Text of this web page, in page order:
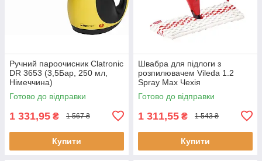
Ручний пароочисник Clatronic
DR 3653 (3,5Бар, 250 мл,
Німеччина)
Готово до відправки
1 331,95 ₴ 1 567 ₴
Купити
Швабра для підлоги з
розпилювачем Vileda 1.2
Spray Max Чехія
Готово до відправки
1 311,55 ₴ 1 543 ₴
Купити